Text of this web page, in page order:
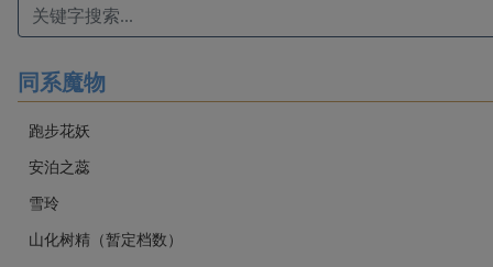
同系魔物
跑步花妖
安泊之蕊
雪玲
山化树精（暂定档数）